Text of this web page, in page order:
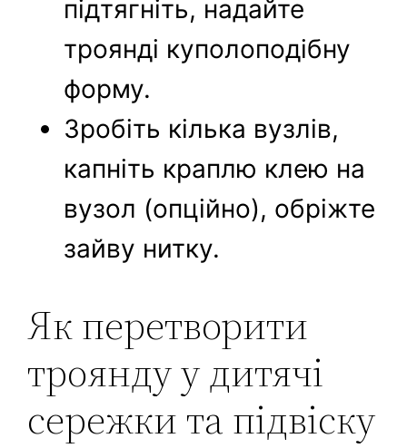
підтягніть, надайте
троянді куполоподібну
форму.
Зробіть кілька вузлів,
капніть краплю клею на
вузол (опційно), обріжте
зайву нитку.
Як перетворити
троянду у дитячі
сережки та підвіску